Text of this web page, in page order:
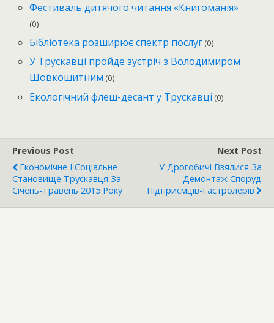
Фестиваль дитячого читання «Книгоманія»
(0)
Бібліотека розширює спектр послуг (0)
У Трускавці пройде зустріч з Володимиром
Шовкошитним (0)
Екологічний флеш-десант у Трускавці (0)
Previous Post
Економічне І Соціальне
Становище Трускавця За
Січень-Травень 2015 Року
Next Post
У Дрогобичі Взялися За
Демонтаж Споруд
Підприємців-Гастролерів